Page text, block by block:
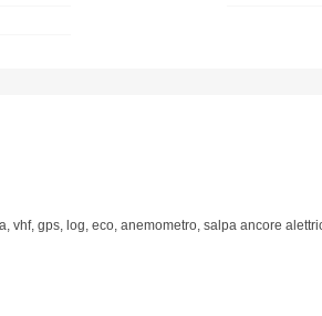
vhf, gps, log, eco, anemometro, salpa ancore